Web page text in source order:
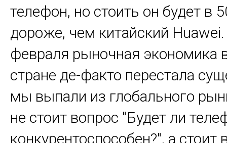
телефон, но стоить он будет в
дороже, чем китайский
февраля рыночная экономика
стране де-факто перестала
мы выпали из глобального
не стоит вопрос "Будет ли
конкурентоспособен?", а стоит